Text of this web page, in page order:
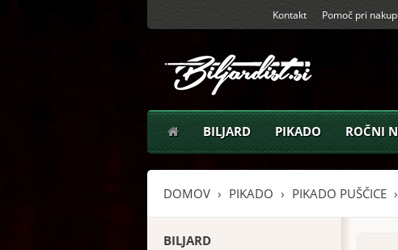
Kontakt Pomoč pri
BILJARD PIKADO ROČNI
DOMOV PIKADO PIKADO PUŠČICE
BILJARD